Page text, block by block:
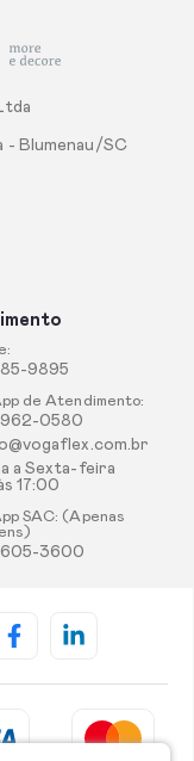
- Blumenau/SC
9895
de Atendimento:
0580
a Sexta-feira
17:00
SAC: (Apenas
3600